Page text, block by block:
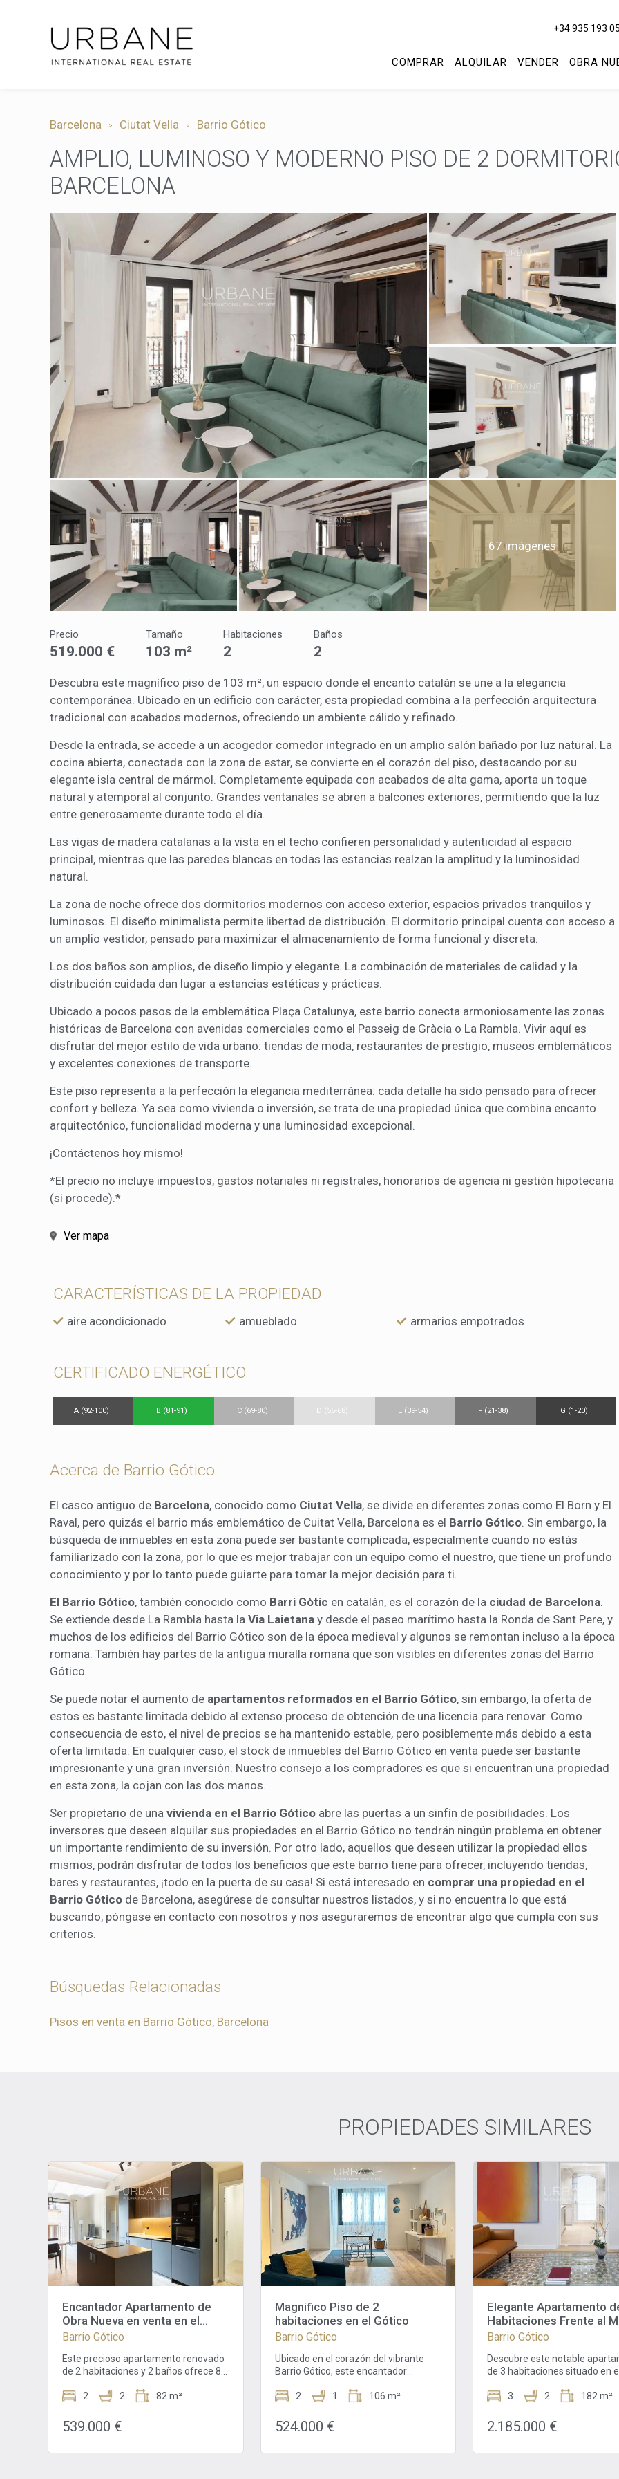
+34 935 193
COMPRAR ALQUILAR VENDER OBRA
Barcelona Ciutat Vella Barrio Gótico
AMPLIO, LUMINOSO Y MODERNO PISO DE 2
BARCELONA
67 imágenes
Precio
519.000 €
Tamaño
103 m²
Habitaciones
2
Baños
2
Descubra este magnífico piso de 103 m², un espacio donde el encanto catalán se une a la elegancia
contemporánea. Ubicado en un edificio con carácter, esta propiedad combina a la perfección arquitectura
tradicional con acabados modernos, ofreciendo un ambiente cálido y refinado.
Desde la entrada, se accede a un acogedor comedor integrado en un amplio salón bañado por luz natural. La
cocina abierta, conectada con la zona de estar, se convierte en el corazón del piso, destacando por su
elegante isla central de mármol. Completamente equipada con acabados de alta gama, aporta un toque
natural y atemporal al conjunto. Grandes ventanales se abren a balcones exteriores, permitiendo que la luz
entre generosamente durante todo el día.
Las vigas de madera catalanas a la vista en el techo confieren personalidad y autenticidad al espacio
principal, mientras que las paredes blancas en todas las estancias realzan la amplitud y la luminosidad
natural.
La zona de noche ofrece dos dormitorios modernos con acceso exterior, espacios privados tranquilos y
luminosos. El diseño minimalista permite libertad de distribución. El dormitorio principal cuenta con acceso a
un amplio vestidor, pensado para maximizar el almacenamiento de forma funcional y discreta.
Los dos baños son amplios, de diseño limpio y elegante. La combinación de materiales de calidad y la
distribución cuidada dan lugar a estancias estéticas y prácticas.
Ubicado a pocos pasos de la emblemática Plaça Catalunya, este barrio conecta armoniosamente las zonas
históricas de Barcelona con avenidas comerciales como el Passeig de Gràcia o La Rambla. Vivir aquí es
disfrutar del mejor estilo de vida urbano: tiendas de moda, restaurantes de prestigio, museos emblemáticos
y excelentes conexiones de transporte.
Este piso representa a la perfección la elegancia mediterránea: cada detalle ha sido pensado para ofrecer
confort y belleza. Ya sea como vivienda o inversión, se trata de una propiedad única que combina encanto
arquitectónico, funcionalidad moderna y una luminosidad excepcional.
¡Contáctenos hoy mismo!
*El precio no incluye impuestos, gastos notariales ni registrales, honorarios de agencia ni gestión hipotecaria
(si procede).*
Ver mapa
CARACTERÍSTICAS DE LA PROPIEDAD
aire acondicionado amueblado armarios empotrados
CERTIFICADO ENERGÉTICO
A (92-100) B (81-91) C (69-80) D (55-68) E (39-54) F (21-38) G (1-20)
Acerca de Barrio Gótico
El casco antiguo de Barcelona, conocido como Ciutat Vella, se divide en diferentes zonas como El Born y El
Raval, pero quizás el barrio más emblemático de Cuitat Vella, Barcelona es el Barrio Gótico. Sin embargo, la
búsqueda de inmuebles en esta zona puede ser bastante complicada, especialmente cuando no estás
familiarizado con la zona, por lo que es mejor trabajar con un equipo como el nuestro, que tiene un profundo
conocimiento y por lo tanto puede guiarte para tomar la mejor decisión para ti.
El Barrio Gótico, también conocido como Barri Gòtic en catalán, es el corazón de la ciudad de Barcelona.
Se extiende desde La Rambla hasta la Via Laietana y desde el paseo marítimo hasta la Ronda de Sant Pere, y
muchos de los edificios del Barrio Gótico son de la época medieval y algunos se remontan incluso a la época
romana. También hay partes de la antigua muralla romana que son visibles en diferentes zonas del Barrio
Gótico.
Se puede notar el aumento de apartamentos reformados en el Barrio Gótico, sin embargo, la oferta de
estos es bastante limitada debido al extenso proceso de obtención de una licencia para renovar. Como
consecuencia de esto, el nivel de precios se ha mantenido estable, pero posiblemente más debido a esta
oferta limitada. En cualquier caso, el stock de inmuebles del Barrio Gótico en venta puede ser bastante
impresionante y una gran inversión. Nuestro consejo a los compradores es que si encuentran una propiedad
en esta zona, la cojan con las dos manos.
Ser propietario de una vivienda en el Barrio Gótico abre las puertas a un sinfín de posibilidades. Los
inversores que deseen alquilar sus propiedades en el Barrio Gótico no tendrán ningún problema en obtener
un importante rendimiento de su inversión. Por otro lado, aquellos que deseen utilizar la propiedad ellos
mismos, podrán disfrutar de todos los beneficios que este barrio tiene para ofrecer, incluyendo tiendas,
bares y restaurantes, ¡todo en la puerta de su casa! Si está interesado en comprar una propiedad en el
Barrio Gótico de Barcelona, asegúrese de consultar nuestros listados, y si no encuentra lo que está
buscando, póngase en contacto con nosotros y nos aseguraremos de encontrar algo que cumpla con sus
criterios.
Búsquedas Relacionadas
Pisos en venta en Barrio Gótico, Barcelona
PROPIEDADES SIMILARES
Encantador Apartamento de
Obra Nueva en venta en el
corazón del Barrio Gótico de
Barrio Gótico
Este precioso apartamento renovado
de 2 habitaciones y 2 baños ofrece 82
un diseño contemporáneo con
Situado en el codiciado Barrio Gótico
del vibrante distrito de Ciutat Vella,
2 2 82 m²
539.000 €
Magnifico Piso de 2
habitaciones en el Gótico
Barrio Gótico
Ubicado en el corazón del vibrante
Barrio Gótico, este encantador
ofrece una experiencia de vida
icónicos de Barcelona. Situado en
Passatge de la Pau, la propiedad
2 1 106 m²
524.000 €
Elegante Apartamento
Habitaciones Frente al
el Gótico de Barcelona
Barrio Gótico
Descubre este notable
de 3 habitaciones situado en
edificio modernista en el
playa. Con un precio de
esta residencia combina
3 2 182 m²
2.185.000 €
Modificar cookies
Técnicas y funcionales
Este sitio web utiliza Cookies propias para recopilar información con la finalidad
mejorar nuestros servicios. Si continua navegando, supone la aceptación de la
instalación de las mismas. El usuario tiene la posibilidad de configurar su
pudiendo, si así lo desea, impedir que sean instaladas en su disco duro,
deberá tener en cuenta que dicha acción podrá ocasionar dificultades de
de la página web.
Permiten realizar el seguimiento y análisis del comportamiento de los usuarios
sitio web. La información recogida mediante este tipo de cookies se utiliza en la
los usuarios con el fin de introducir mejoras en función del análisis de los datos
que hacen los usuarios del servicio. Permiten guardar la información de
del usuario para mejorar la calidad de nuestros servicios y para ofrecer una
experiencia a través de productos recomendados.
Marketing y publicidad
Estas cookies son utilizadas para almacenar información sobre las
elecciones personales del usuario a través de la observación continuada de sus
hábitos de navegación. Gracias a ellas, podemos conocer los hábitos de
en el sitio web y mostrar publicidad relacionada con el perfil de navegación del